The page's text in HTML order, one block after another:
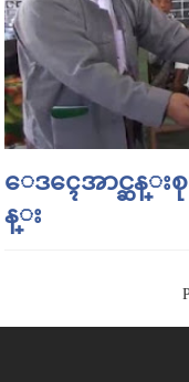
ေဒၚေအာင္ဆန္း
န္း